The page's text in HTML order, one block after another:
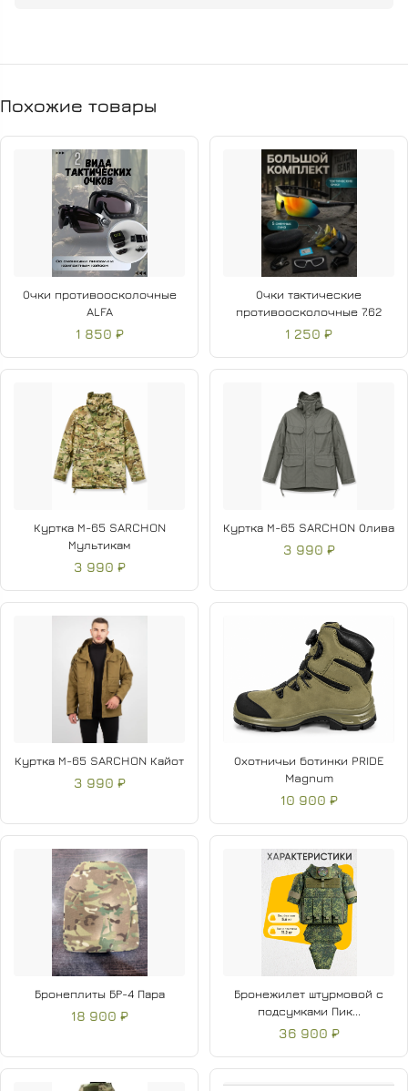
природы
🌿 Подходит для температур от
+10°C до +35°C. Особенно
популярен среди рыбаков, охотников, туристов, дачников и
поклонников тактических игр.
Похожие товары
Очки противоосколочные
ALFA
1 850 ₽
Очки тактические
противоосколочные 7.62
1 250 ₽
Куртка М-65 SARCHON
Мультикам
3 990 ₽
Куртка М-65 SARCHON Олива
3 990 ₽
Куртка М-65 SARCHON Кайот
3 990 ₽
Охотничьи ботинки PRIDE
Magnum
10 900 ₽
Бронеплиты БР-4 Пара
18 900 ₽
Бронежилет штурмовой с
подсумками Пик...
36 900 ₽